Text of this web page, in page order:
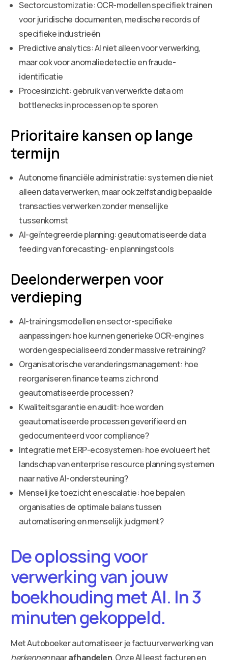
Sectorcustomizatie: OCR-modellen specifiek trainen
voor juridische documenten, medische records of
specifieke industrieën
Predictive analytics: AI niet alleen voor verwerking,
maar ook voor anomaliedetectie en fraude-
identificatie
Procesinzicht: gebruik van verwerkte data om
bottlenecks in processen op te sporen
Prioritaire kansen op lange
termijn
Autonome financiële administratie: systemen die niet
alleen data verwerken, maar ook zelfstandig bepaalde
transacties verwerken zonder menselijke
tussenkomst
AI-geïntegreerde planning: geautomatiseerde data
feeding van forecasting- en planningstools
Deelonderwerpen voor
verdieping
AI-trainingsmodellen en sector-specifieke
aanpassingen: hoe kunnen generieke OCR-engines
worden gespecialiseerd zonder massive retraining?
Organisatorische veranderingsmanagement: hoe
reorganiseren finance teams zich rond
geautomatiseerde processen?
Kwaliteitsgarantie en audit: hoe worden
geautomatiseerde processen geverifieerd en
gedocumenteerd voor compliance?
Integratie met ERP-ecosystemen: hoe evolueert het
landschap van enterprise resource planning systemen
naar native AI-ondersteuning?
Menselijke toezicht en escalatie: hoe bepalen
organisaties de optimale balans tussen
automatisering en menselijk judgment?
De oplossing voor
verwerking van jouw
boekhouding met AI. In 3
minuten gekoppeld.
Met Autoboeker automatiseer je factuurverwerking van
herkennennaarafhandelen. Onze AI leest facturen en